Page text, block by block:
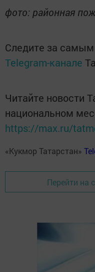
фото: районная
Следите за
Telegram-канале
Читайте новости
национальном
https://max.ru/
«Кукмор Татарстан»
Перейти на